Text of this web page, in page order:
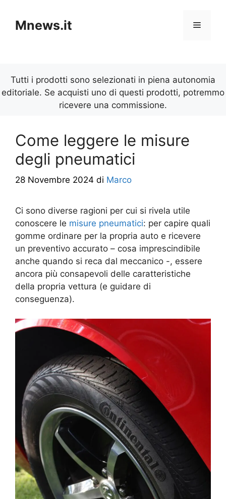
contenuto
Mnews.it Menu
Tutti i prodotti sono selezionati in piena autonomia
editoriale. Se acquisti uno di questi prodotti, potremmo
ricevere una commissione.
Come leggere le misure
degli pneumatici
28 Novembre 2024 di Marco
Ci sono diverse ragioni per cui si rivela utile
conoscere le misure pneumatici: per capire quali
gomme ordinare per la propria auto e ricevere
un preventivo accurato – cosa imprescindibile
anche quando si reca dal meccanico -, essere
ancora più consapevoli delle caratteristiche
della propria vettura (e guidare di
conseguenza).